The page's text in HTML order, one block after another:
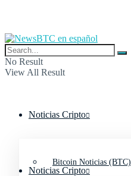
No Result
View All Result
Noticias Cripto
Bitcoin Noticias (BTC)
Noticias Cripto